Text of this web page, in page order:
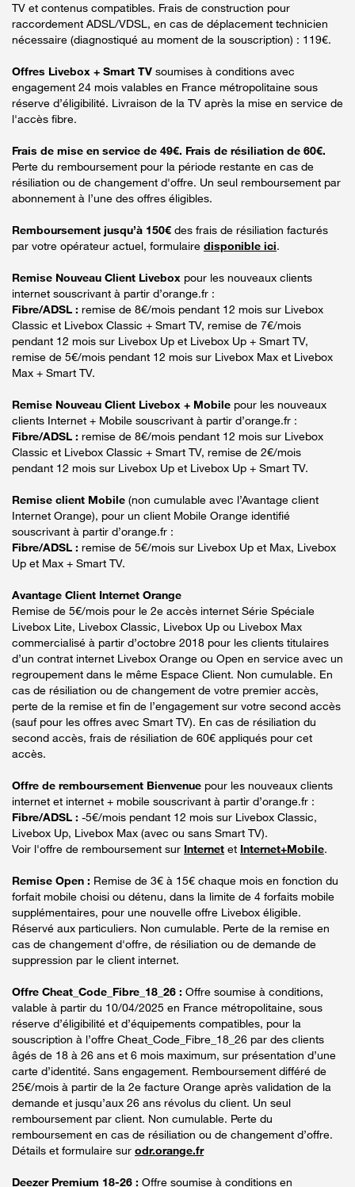
TV et contenus compatibles. Frais de construction pour
raccordement ADSL/VDSL, en cas de déplacement technicien
nécessaire (diagnostiqué au moment de la souscription) : 119€.
Offres Livebox + Smart TV soumises à conditions avec
engagement 24 mois valables en France métropolitaine sous
réserve d’éligibilité. Livraison de la TV après la mise en service de
l'accès fibre.
Frais de mise en service de 49€. Frais de résiliation de 60€.
Perte du remboursement pour la période restante en cas de
résiliation ou de changement d'offre. Un seul remboursement par
abonnement à l’une des offres éligibles.
Remboursement jusqu’à 150€ des frais de résiliation facturés
par votre opérateur actuel, formulaire disponible ici.
Remise Nouveau Client Livebox pour les nouveaux clients
internet souscrivant à partir d’orange.fr :
Fibre/ADSL : remise de 8€/mois pendant 12 mois sur Livebox
Classic et Livebox Classic + Smart TV, remise de 7€/mois
pendant 12 mois sur Livebox Up et Livebox Up + Smart TV,
remise de 5€/mois pendant 12 mois sur Livebox Max et Livebox
Max + Smart TV.
Remise Nouveau Client Livebox + Mobile pour les nouveaux
clients Internet + Mobile souscrivant à partir d’orange.fr :
Fibre/ADSL : remise de 8€/mois pendant 12 mois sur Livebox
Classic et Livebox Classic + Smart TV, remise de 2€/mois
pendant 12 mois sur Livebox Up et Livebox Up + Smart TV.
Remise client Mobile (non cumulable avec l’Avantage client
Internet Orange), pour un client Mobile Orange identifié
souscrivant à partir d’orange.fr :
Fibre/ADSL : remise de 5€/mois sur Livebox Up et Max, Livebox
Up et Max + Smart TV.
Avantage Client Internet Orange
Remise de 5€/mois pour le 2e accès internet Série Spéciale
Livebox Lite, Livebox Classic, Livebox Up ou Livebox Max
commercialisé à partir d’octobre 2018 pour les clients titulaires
d’un contrat internet Livebox Orange ou Open en service avec un
regroupement dans le même Espace Client. Non cumulable. En
cas de résiliation ou de changement de votre premier accès,
perte de la remise et fin de l’engagement sur votre second accès
(sauf pour les offres avec Smart TV). En cas de résiliation du
second accès, frais de résiliation de 60€ appliqués pour cet
accès.
Offre de remboursement Bienvenue pour les nouveaux clients
internet et internet + mobile souscrivant à partir d’orange.fr :
Fibre/ADSL : -5€/mois pendant 12 mois sur Livebox Classic,
Livebox Up, Livebox Max (avec ou sans Smart TV).
Voir l'offre de remboursement sur Internet et Internet+Mobile.
Remise Open : Remise de 3€ à 15€ chaque mois en fonction du
forfait mobile choisi ou détenu, dans la limite de 4 forfaits mobile
supplémentaires, pour une nouvelle offre Livebox éligible.
Réservé aux particuliers. Non cumulable. Perte de la remise en
cas de changement d'offre, de résiliation ou de demande de
suppression par le client internet.
Offre Cheat_Code_Fibre_18_26 : Offre soumise à conditions,
valable à partir du 10/04/2025 en France métropolitaine, sous
réserve d’éligibilité et d’équipements compatibles, pour la
souscription à l’offre Cheat_Code_Fibre_18_26 par des clients
âgés de 18 à 26 ans et 6 mois maximum, sur présentation d’une
carte d’identité. Sans engagement. Remboursement différé de
25€/mois à partir de la 2e facture Orange après validation de la
demande et jusqu’aux 26 ans révolus du client. Un seul
remboursement par client. Non cumulable. Perte du
remboursement en cas de résiliation ou de changement d’offre.
Détails et formulaire sur odr.orange.fr
Deezer Premium 18-26 : Offre soumise à conditions en